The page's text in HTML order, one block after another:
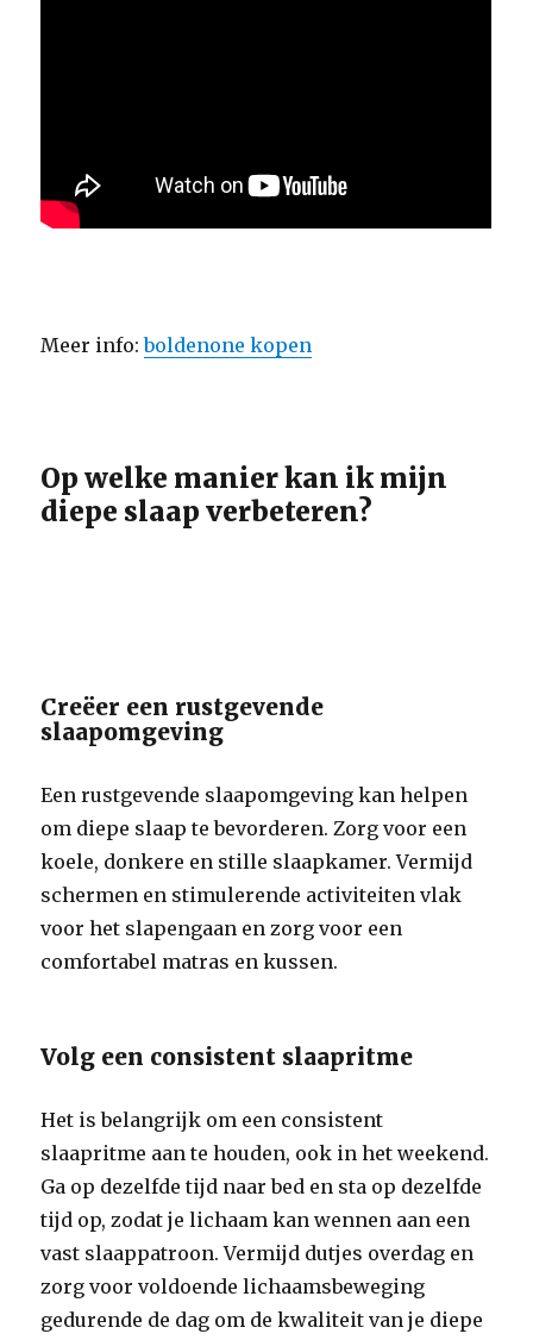
Meer info:boldenone kopen
Op welke manier kan ik mijn
diepe slaap verbeteren?
Creëer een rustgevende
slaapomgeving
Een rustgevende slaapomgeving kan helpen
om diepe slaap te bevorderen. Zorg voor een
koele, donkere en stille slaapkamer. Vermijd
schermen en stimulerende activiteiten vlak
voor het slapengaan en zorg voor een
comfortabel matras en kussen.
Volg een consistent slaapritme
Het is belangrijk om een consistent
slaapritme aan te houden, ook in het weekend.
Ga op dezelfde tijd naar bed en sta op dezelfde
tijd op, zodat je lichaam kan wennen aan een
vast slaappatroon. Vermijd dutjes overdag en
zorg voor voldoende lichaamsbeweging
gedurende de dag om de kwaliteit van je diepe